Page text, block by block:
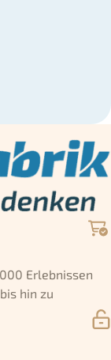
Erlebnissen
hin zu